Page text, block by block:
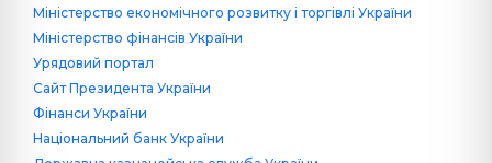
Міністерство економічного розвитку і торгівлі України
Міністерство фінансів України
Урядовий портал
Сайт Президента України
Фінанси України
Національний банк України